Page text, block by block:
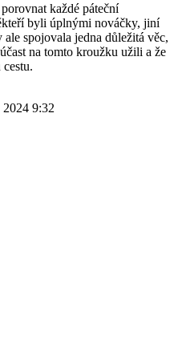
každé páteční
byli úplnými nováčky, jiní
spojovala jedna důležitá věc,
na tomto kroužku užili a že
2024 9:32